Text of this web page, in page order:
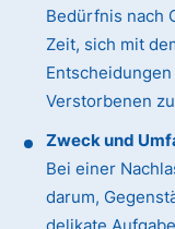
Bedürfnis nach
Zeit, sich mit
Verstorbenen
Zweck und
Bei einer
darum,